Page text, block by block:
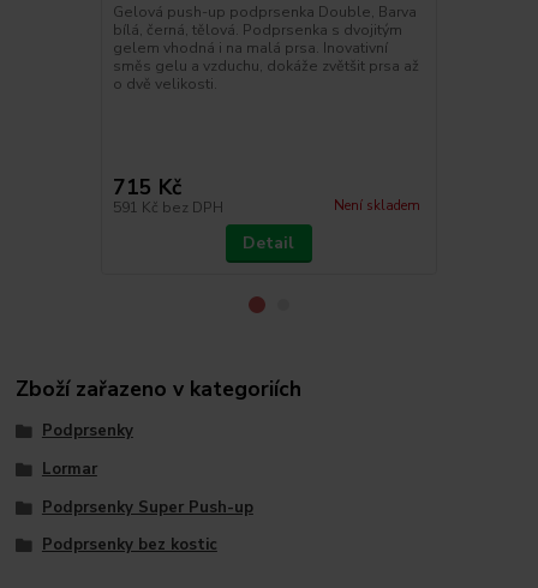
Gelová push-up podprsenka Double, Barva
bílá, černá, tělová. Podprsenka s dvojitým
gelem vhodná i na malá prsa. Inovativní
směs gelu a vzduchu, dokáže zvětšit prsa až
o dvě velikosti.
715 Kč
591 Kč bez DPH Není skladem
Detail
Zboží zařazeno v kategoriích
Podprsenky
Lormar
Podprsenky Super Push-up
Podprsenky bez kostic